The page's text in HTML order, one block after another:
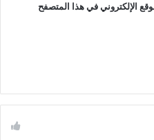
الإلكتروني في هذا المتصفح